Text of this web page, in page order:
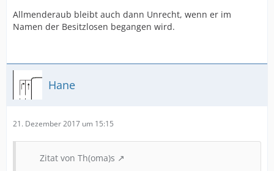
Allmenderaub bleibt auch dann Unrecht, wenn er im
Namen der Besitzlosen begangen wird.
Hane
21. Dezember 2017 um 15:15
Zitat von Th(oma)s